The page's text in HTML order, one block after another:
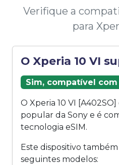
Verifique a
para
O Xperia 10 VI
Sim, compatível com
O Xperia 10 VI
popular da Sony e é
tecnologia eSIM.
Este dispositivo
seguintes modelos: